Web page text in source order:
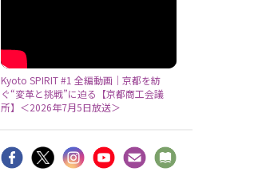
Kyoto SPIRIT #1 全編動画｜京都を紡
ぐ“変革と挑戦”に迫る【京都商工会議
所】＜2026年7月5日放送＞